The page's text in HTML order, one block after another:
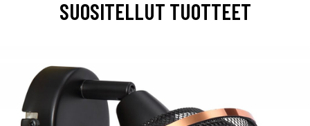
SUOSITELLUT TUOTTEET